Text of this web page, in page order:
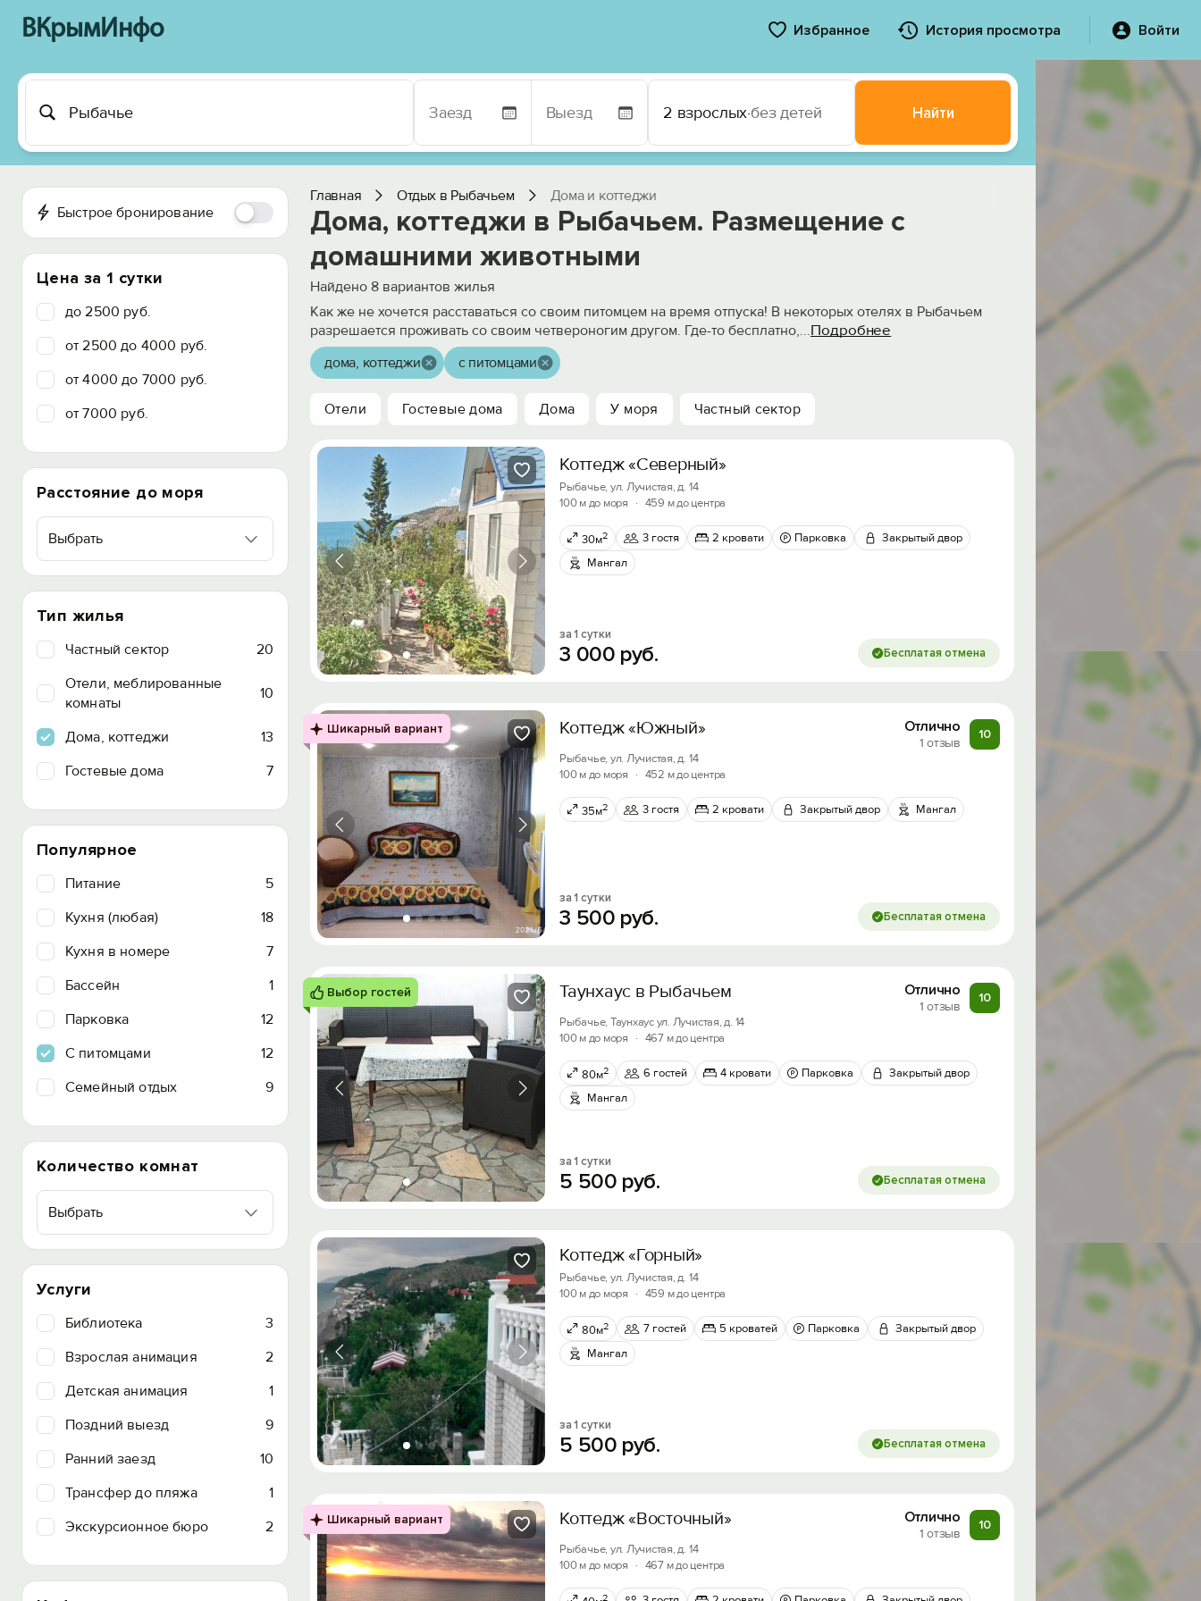
ВКрымИнфо Избранное История просмотра Войти
2 взрослых·без детей Найти
Быстрое бронирование
Цена за 1 сутки
до 2500 руб.
от 2500 до 4000 руб.
от 4000 до 7000 руб.
от 7000 руб.
Расстояние до моря
Выбрать
Тип жилья
Частный сектор
20
Отели, меблированные
комнаты
10
Дома, коттеджи
13
Гостевые дома
7
Популярное
Питание
5
Кухня (любая)
18
Кухня в номере
7
Бассейн
1
Парковка
12
C питомцами
12
Семейный отдых
9
Количество комнат
Выбрать
Услуги
Библиотека
3
Взрослая анимация
2
Детская анимация
1
Поздний выезд
9
Ранний заезд
10
Трансфер до пляжа
1
Экскурсионное бюро
2
Главная Отдых в Рыбачьем Дома и коттеджи
Дома, коттеджи в Рыбачьем. Размещение с
домашними животными
Найдено 8 вариантов жилья
Как же не хочется расставаться со своим питомцем на время отпуска! В некоторых отелях в Рыбачьем
разрешается проживать со своим четвероногим другом. Где-то бесплатно,...Подробнее
дома, коттеджи с питомцами
Отели Гостевые дома Дома У моря Частный сектор
Коттедж «Северный»
Рыбачье, ул. Лучистая, д. 14
100 м до моря
· 459 м до центра
30м2 3 гостя 2 кровати Парковка
Закрытый двор
Мангал
за 1 сутки
3 000 руб. Бесплатая отмена
Шикарный вариант Коттедж «Южный» Отлично
1 отзыв
10
Рыбачье, ул. Лучистая, д. 14
100 м до моря
· 452 м до центра
35м2 3 гостя 2 кровати Закрытый двор Мангал
за 1 сутки
3 500 руб. Бесплатая отмена
Выбор гостей Таунхаус в Рыбачьем Отлично
1 отзыв
10
Рыбачье, Таунхаус ул. Лучистая, д. 14
100 м до моря
· 467 м до центра
80м2 6 гостей 4 кровати Парковка
Закрытый двор
Мангал
за 1 сутки
5 500 руб. Бесплатая отмена
Коттедж «Горный»
Рыбачье, ул. Лучистая, д. 14
100 м до моря
· 459 м до центра
80м2 7 гостей 5 кроватей Парковка
Закрытый двор
Мангал
за 1 сутки
5 500 руб. Бесплатая отмена
Шикарный вариант Коттедж «Восточный» Отлично
1 отзыв
10
Рыбачье, ул. Лучистая, д. 14
100 м до моря
· 467 м до центра
2